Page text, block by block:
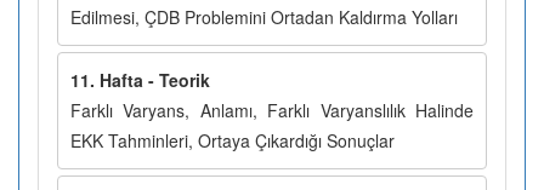
Edilmesi, ÇDB Problemini Ortadan Kaldırma Yolları
11. Hafta - Teorik
Farklı Varyans, Anlamı, Farklı Varyanslılık Halinde
EKK Tahminleri, Ortaya Çıkardığı Sonuçlar